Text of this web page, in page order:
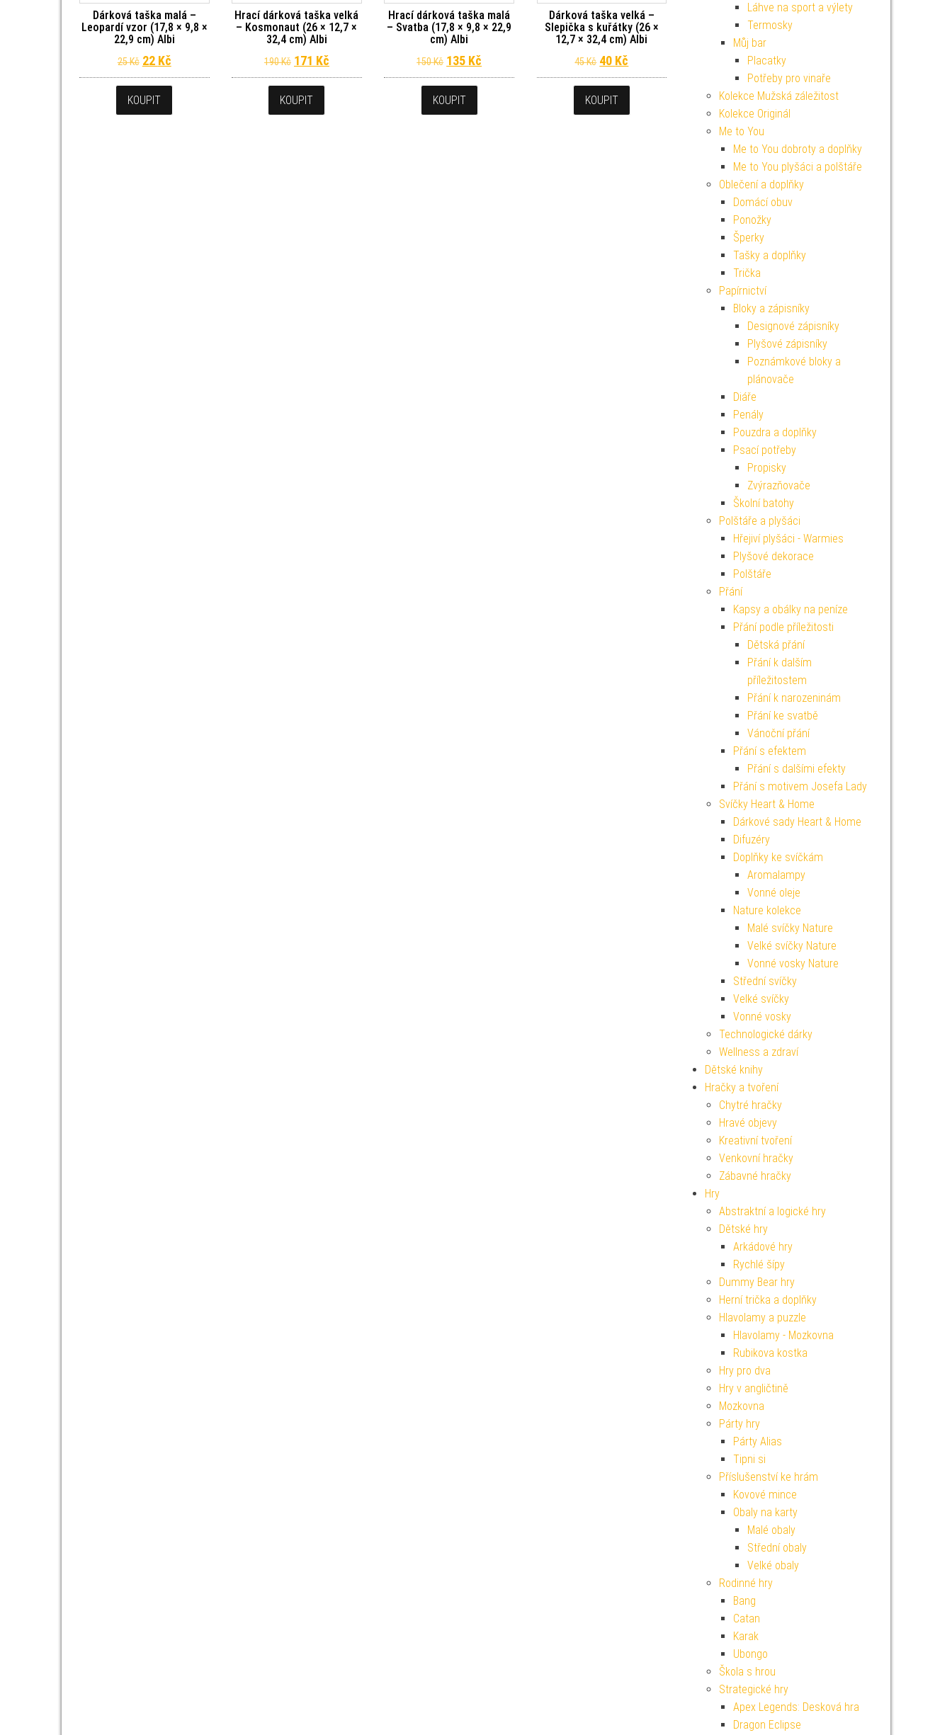
Dárková taška malá –
Leopardí vzor (17,8 × 9,8 ×
22,9 cm) Albi
25Kč Původní cena byla: 25 Kč.
22 KčAktuální cena je: 22 Kč.
KOUPIT
Hrací dárková taška velká
– Kosmonaut (26 × 12,7 ×
32,4 cm) Albi
190Kč Původní cena byla: 190 Kč.
171 KčAktuální cena je: 171 Kč.
KOUPIT
Hrací dárková taška malá
– Svatba (17,8 × 9,8 × 22,9
cm) Albi
150Kč Původní cena byla: 150 Kč.
135 Kč Aktuální cena je: 135 Kč.
KOUPIT
Dárková taška velká –
Slepička s kuřátky (26 ×
12,7 × 32,4 cm) Albi
45Kč Původní cena byla: 45 Kč.
40 Kč Aktuální cena je: 40 Kč.
KOUPIT
Láhve na sport a výlety
Termosky
Můj bar
Placatky
Potřeby pro vinaře
Kolekce Mužská záležitost
Kolekce Originál
Me to You
Me to You dobroty a doplňky
Me to You plyšáci a polštáře
Oblečení a doplňky
Domácí obuv
Ponožky
Šperky
Tašky a doplňky
Trička
Papírnictví
Bloky a zápisníky
Designové zápisníky
Plyšové zápisníky
Poznámkové bloky a
plánovače
Diáře
Penály
Pouzdra a doplňky
Psací potřeby
Propisky
Zvýrazňovače
Školní batohy
Polštáře a plyšáci
Hřejiví plyšáci - Warmies
Plyšové dekorace
Polštáře
Přání
Kapsy a obálky na peníze
Přání podle příležitosti
Dětská přání
Přání k dalším
příležitostem
Přání k narozeninám
Přání ke svatbě
Vánoční přání
Přání s efektem
Přání s dalšími efekty
Přání s motivem Josefa Lady
Svíčky Heart & Home
Dárkové sady Heart & Home
Difuzéry
Doplňky ke svíčkám
Aromalampy
Vonné oleje
Nature kolekce
Malé svíčky Nature
Velké svíčky Nature
Vonné vosky Nature
Střední svíčky
Velké svíčky
Vonné vosky
Technologické dárky
Wellness a zdraví
Dětské knihy
Hračky a tvoření
Chytré hračky
Hravé objevy
Kreativní tvoření
Venkovní hračky
Zábavné hračky
Hry
Abstraktní a logické hry
Dětské hry
Arkádové hry
Rychlé šípy
Dummy Bear hry
Herní trička a doplňky
Hlavolamy a puzzle
Hlavolamy - Mozkovna
Rubikova kostka
Hry pro dva
Hry v angličtině
Mozkovna
Párty hry
Párty Alias
Tipni si
Příslušenství ke hrám
Kovové mince
Obaly na karty
Malé obaly
Střední obaly
Velké obaly
Rodinné hry
Bang
Catan
Karak
Ubongo
Škola s hrou
Strategické hry
Apex Legends: Desková hra
Dragon Eclipse